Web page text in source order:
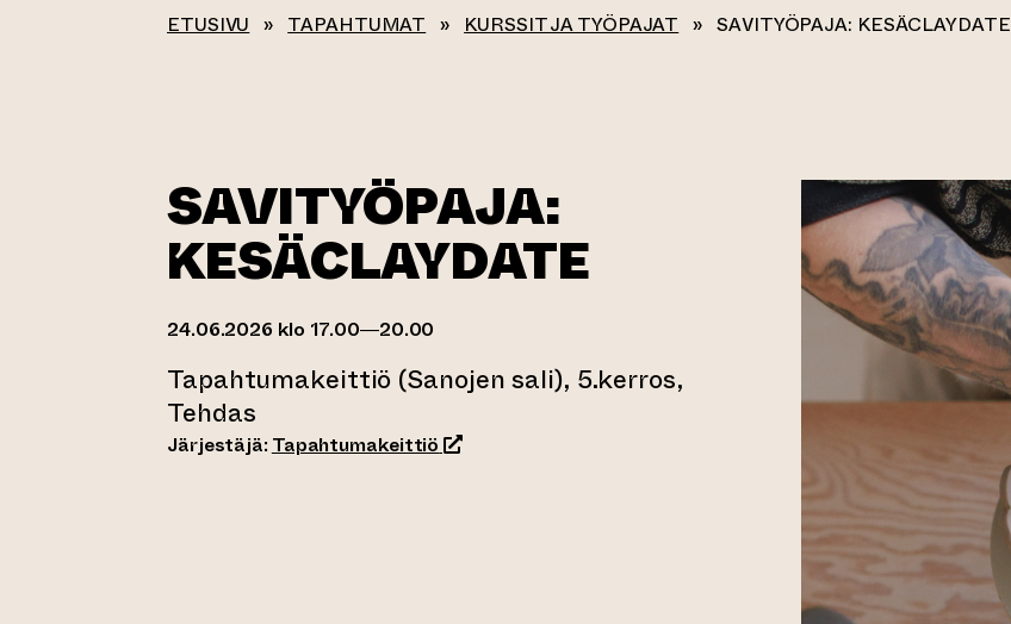
ETUSIVU » TAPAHTUMAT » KURSSIT JA TYÖPAJAT » SAVITYÖPAJA: KESÄCLAYDATE
SAVITYÖPAJA:
KESÄCLAYDATE
24.06.2026 klo 17.00—20.00
Tapahtumakeittiö (Sanojen sali), 5.kerros,
Tehdas
Järjestäjä: Tapahtumakeittiö (siirtyy toiseen verkkopalveluun)